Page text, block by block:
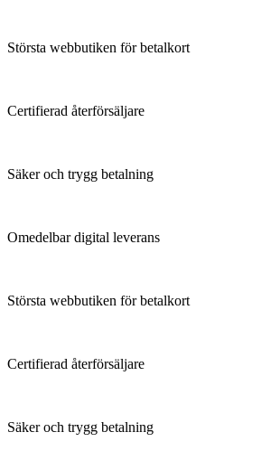
Största webbutiken för betalkort
Certifierad återförsäljare
Säker och trygg betalning
Omedelbar digital leverans
Största webbutiken för betalkort
Certifierad återförsäljare
Säker och trygg betalning